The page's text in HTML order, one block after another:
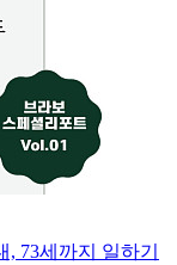
73세까지 일하기